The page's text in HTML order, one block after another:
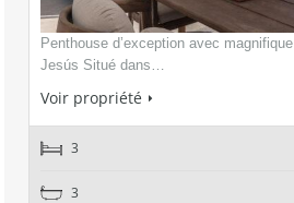
Penthouse d’exception avec
Jesús Situé dans…
Voir propriété
3
3